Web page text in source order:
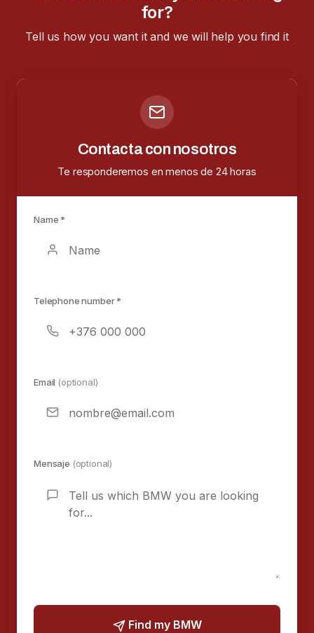
for?
Tell us how you want it and we will help you find it
Contacta con nosotros
Te responderemos en menos de 24 horas
Name *
Telephone number *
Email (optional)
Mensaje (optional)
Find my BMW